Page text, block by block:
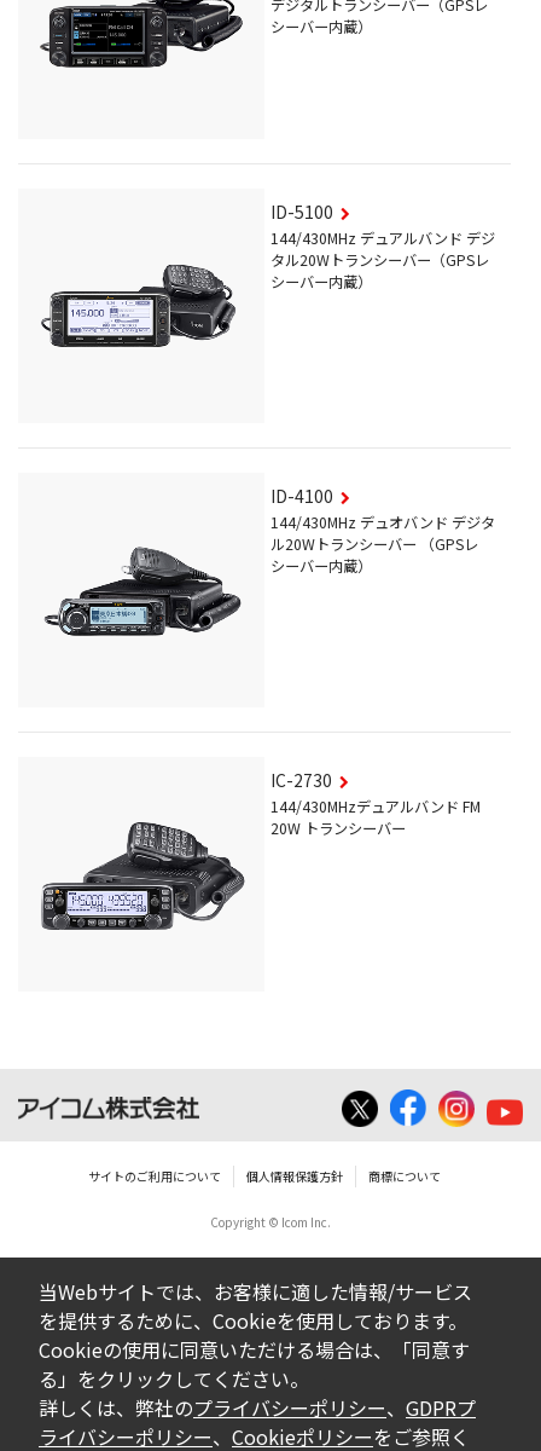
デジタルトランシーバー（GPSレ
シーバー内蔵）
ID-5100
144/430MHz デュアルバンド デジ
タル20Wトランシーバー（GPSレ
シーバー内蔵）
ID-4100
144/430MHz デュオバンド デジタ
ル20Wトランシーバー （GPSレ
シーバー内蔵）
IC-2730
144/430MHzデュアルバンド FM
20W トランシーバー
サイトのご利用について 個人情報保護方針 商標について
Copyright © Icom Inc.
当Webサイトでは、お客様に適した情報/サービス
を提供するために、Cookieを使用しております。
Cookieの使用に同意いただける場合は、「同意す
る」をクリックしてください。
詳しくは、弊社のプライバシーポリシー、 GDPRプ
ライバシーポリシー、 Cookieポリシーをご参照く